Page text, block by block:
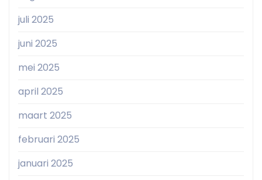
juli 2025
juni 2025
mei 2025
april 2025
maart 2025
februari 2025
januari 2025